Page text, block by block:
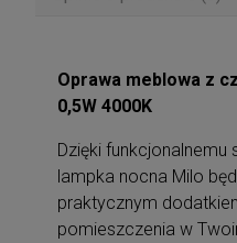
Oprawa meblowa z
0,5W 4000K
Dzięki funkcjonalnemu
lampka nocna Milo
praktycznym
pomieszczenia w